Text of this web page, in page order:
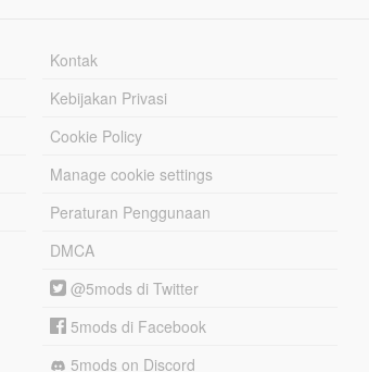
Kontak
Kebijakan Privasi
Cookie Policy
Manage cookie settings
Peraturan Penggunaan
DMCA
@5mods di Twitter
5mods di Facebook
5mods on Discord